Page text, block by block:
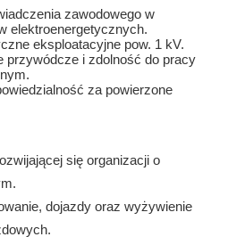
zawodowego w
elektroenergetycznych.
eksploatacyjne pow. 1 kV.
przywódcze i zdolność do pracy
za powierzone
się organizacji o
dojazdy oraz wyżywienie